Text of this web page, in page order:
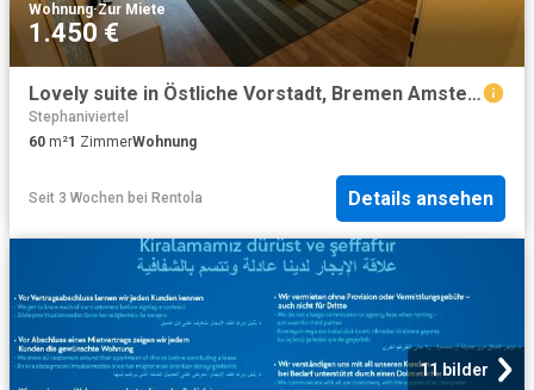
Wohnung·Zur Miete
1.450 €
Lovely suite in Östliche Vorstadt, Bremen Amsterdam Apartments for Rent
Stephaniviertel
60 m²1 ZimmerWohnung
Seit 3 Wochen bei Rentola Details ansehen
11 bilder